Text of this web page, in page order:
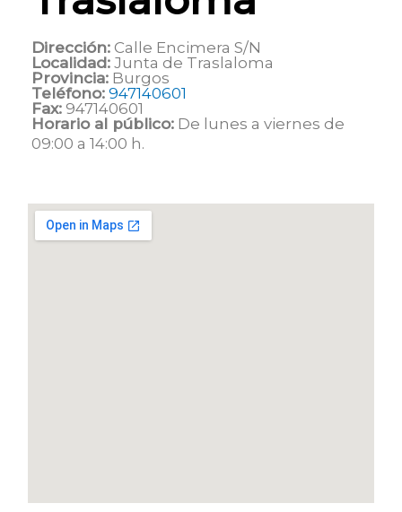
Dirección: Calle Encimera S/N
Localidad: Junta de Traslaloma
Provincia: Burgos
Teléfono: 947140601
Fax: 947140601
Horario al público: De lunes a viernes de
09:00 a 14:00 h.